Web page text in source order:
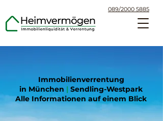
089/2000 5885
Immobilienverrentung
in München | Sendling-Westpark
Alle Informationen auf einem Blick